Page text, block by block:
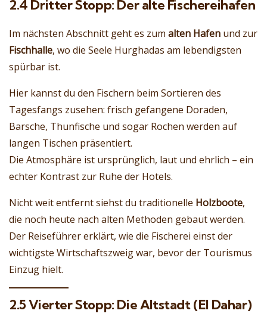
2.4 Dritter Stopp: Der alte Fischereihafen
Im nächsten Abschnitt geht es zum alten Hafen und zur
Fischhalle, wo die Seele Hurghadas am lebendigsten
spürbar ist.
Hier kannst du den Fischern beim Sortieren des
Tagesfangs zusehen: frisch gefangene Doraden,
Barsche, Thunfische und sogar Rochen werden auf
langen Tischen präsentiert.
Die Atmosphäre ist ursprünglich, laut und ehrlich – ein
echter Kontrast zur Ruhe der Hotels.
Nicht weit entfernt siehst du traditionelle Holzboote,
die noch heute nach alten Methoden gebaut werden.
Der Reiseführer erklärt, wie die Fischerei einst der
wichtigste Wirtschaftszweig war, bevor der Tourismus
Einzug hielt.
2.5 Vierter Stopp: Die Altstadt (El Dahar)